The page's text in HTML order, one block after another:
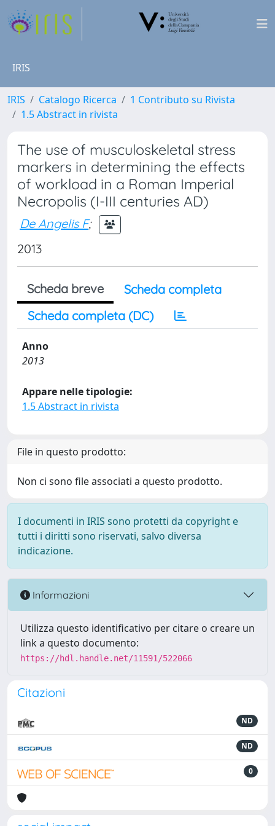
IRIS
IRIS Catalogo Ricerca
1 Contributo su Rivista
1.5 Abstract in rivista
The use of musculoskeletal stress
markers in determining the effects
of workload in a Roman Imperial
Necropolis (I-III centuries AD)
De Angelis F;
2013
Scheda breve
Scheda completa
Scheda completa (DC)
Anno
2013
Appare nelle tipologie:
1.5 Abstract in rivista
File in questo prodotto:
Non ci sono file associati a questo prodotto.
I documenti in IRIS sono protetti da copyright e
tutti i diritti sono riservati, salvo diversa
indicazione.
Informazioni
Utilizza questo identificativo per citare o creare un
link a questo documento:
https://hdl.handle.net/11591/522066
Citazioni
ND
ND
0